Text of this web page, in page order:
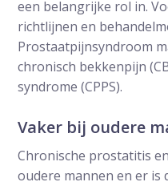
een belangrijke rol in.
richtlijnen en
Prostaatpijnsyndroom
chronisch bekkenpijn
syndrome (CPPS).
Vaker bij oudere
Chronische prostatitis
oudere mannen en er is